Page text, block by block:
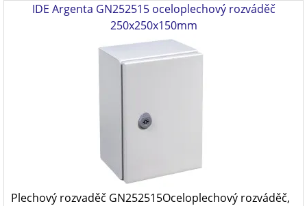
IDE Argenta GN252515 oceloplechový rozváděč
250x250x150mm
Plechový rozvaděč GN252515Oceloplechový rozváděč,